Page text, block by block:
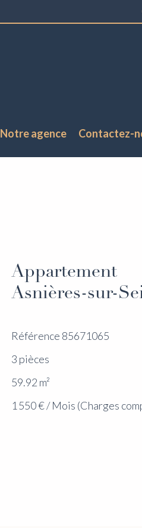
Notre agence Contactez-
Appartement
Asnières-sur-
Référence 85671065
3 pièces
59.92 m²
1 550 € / Mois (Charges